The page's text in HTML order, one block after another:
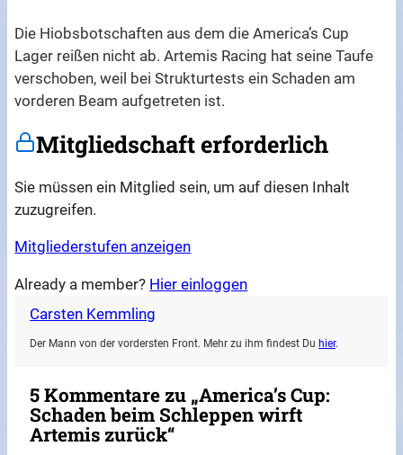
Die Hiobsbotschaften aus dem die America’s Cup
Lager reißen nicht ab. Artemis Racing hat seine Taufe
verschoben, weil bei Strukturtests ein Schaden am
vorderen Beam aufgetreten ist.
Mitgliedschaft erforderlich
Sie müssen ein Mitglied sein, um auf diesen Inhalt
zuzugreifen.
Mitgliederstufen anzeigen
Already a member? Hier einloggen
Carsten Kemmling
Der Mann von der vordersten Front. Mehr zu ihm findest Du hier.
5 Kommentare zu „America’s Cup:
Schaden beim Schleppen wirft
Artemis zurück“